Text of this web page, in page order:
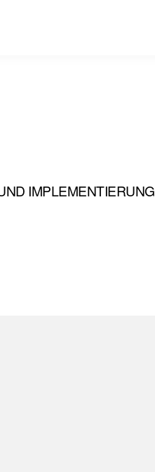
IMPLEMENTIERUNG